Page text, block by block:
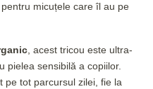
micuțele care îl au pe
, acest tricou este ultra-
pielea sensibilă a copiilor.
pe tot parcursul zilei, fie la